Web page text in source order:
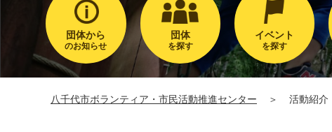
団体から
のお知らせ
団体
を探す
イベント
を探す
八千代市ボランティア・市民活動推進センター ＞ 活動紹介